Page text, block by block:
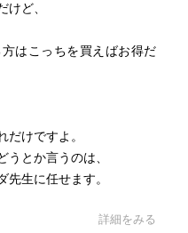
ど、
はこっちを買えばお得だ
だけですよ。
うとか言うのは、
先生に任せます。
詳細をみる